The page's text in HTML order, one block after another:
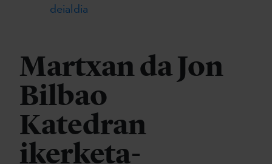
deialdia
Martxan da Jon
Bilbao
Katedran
ikerketa-